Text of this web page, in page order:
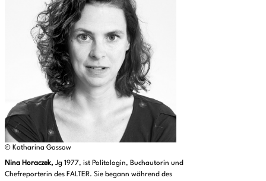
© Katharina Gossow
Nina Horaczek, Jg 1977, ist Politologin, Buchautorin und
Chefreporterin des FALTER. Sie begann während des